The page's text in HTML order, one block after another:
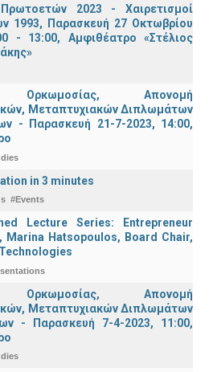
2023 - Χαιρετισμοί
1993, Παρασκευή 27 Οκτωβρίου
- 13:00, Αμφιθέατρο «Στέλιος
Ορκωμοσίας, Απονομή
Μεταπτυχιακών Διπλωμάτων
- Παρασκευή 21-7-2023, 14:00,
in 3 minutes
#Events
Lecture Series: Entrepreneur
Marina Hatsopoulos, Board Chair,
Ορκωμοσίας, Απονομή
Μεταπτυχιακών Διπλωμάτων
- Παρασκευή 7-4-2023, 11:00,